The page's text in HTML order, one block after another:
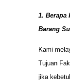
1. Berapa
Barang
Kami
Tujuan
jika